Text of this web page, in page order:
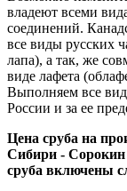
владеют всеми
соединений.
все виды русских
лапа), а так, же
виде лафета
Выполняем все
России и за ее
Цена сруба на
Сибири -
сруба включены